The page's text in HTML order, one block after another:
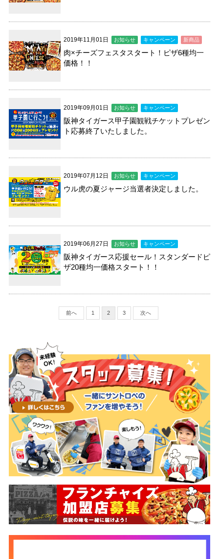
2019年11月01日 お知らせ キャンペーン 新商品
肉×チーズフェスタスタート！ピザ6種均一
価格！！
2019年09月01日 お知らせ キャンペーン
阪神タイガース甲子園観戦チケットプレゼン
ト応募終了いたしました。
2019年07月12日 お知らせ キャンペーン
ウル虎の夏ジャージ当選者決定しました。
2019年06月27日 お知らせ キャンペーン
阪神タイガース応援セール！スタンダードピ
ザ20種均一価格スタート！！
前へ 1 2 3 次へ